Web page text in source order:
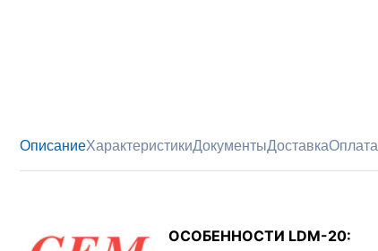
ОписаниеХарактеристикиДокументыДоставкаОплата
ОСОБЕННОСТИ LDM-20: